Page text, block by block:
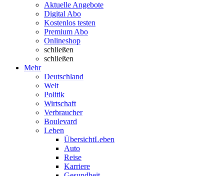
Aktuelle Angebote
Digital Abo
Kostenlos testen
Premium Abo
Onlineshop
schließen
schließen
Mehr
Deutschland
Welt
Politik
Wirtschaft
Verbraucher
Boulevard
Leben
ÜbersichtLeben
Auto
Reise
Karriere